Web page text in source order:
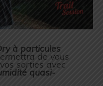
à particules
de vous
sorties avec
quasi-